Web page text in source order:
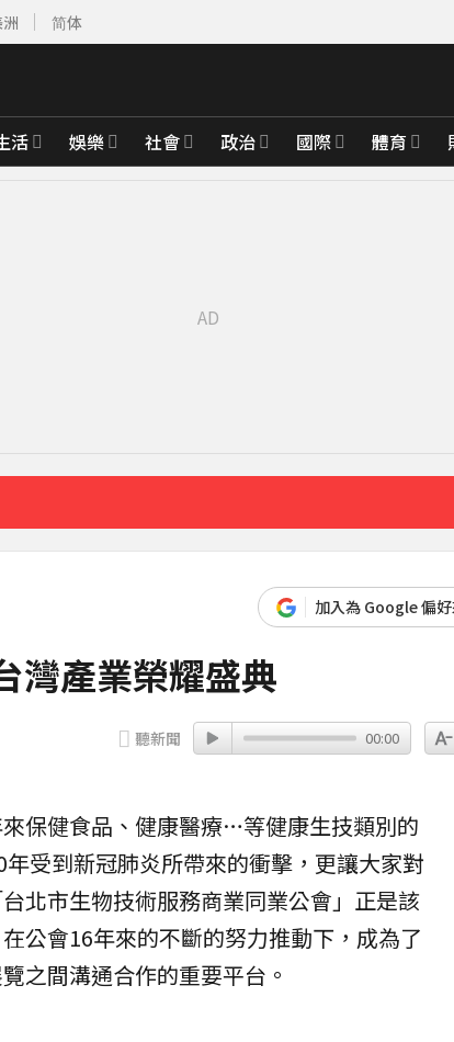
简体
活 娛樂 社會 政治 國際 體育
過民眾
加入為 Google 偏
灣產業榮耀盛典
聽新聞 00:00
保健食品、健康醫療…等健康生技類別的
受到新冠肺炎所帶來的衝擊，更讓大家對
北市生物技術服務商業同業公會」正是該
公會16年來的不斷的努力推動下，成為了
之間溝通合作的重要平台。